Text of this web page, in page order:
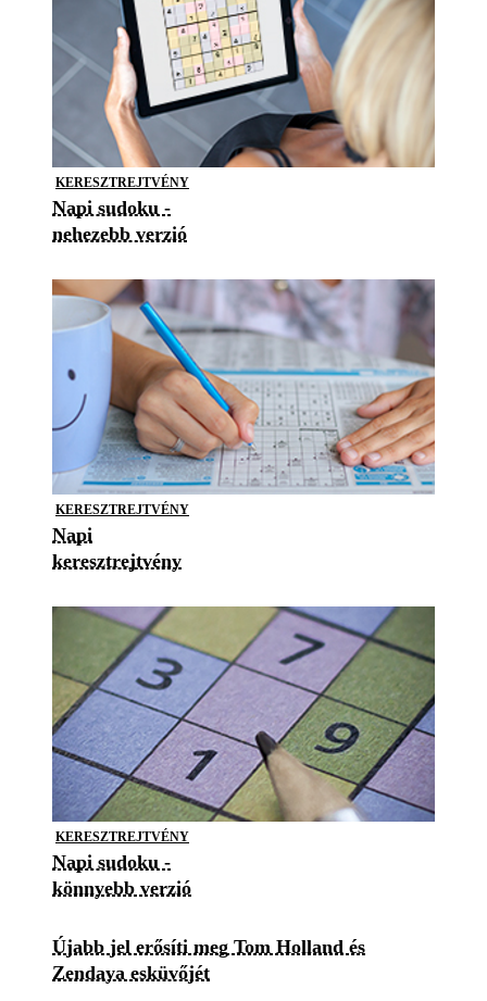
KERESZTREJTVÉNY
Napi sudoku -
nehezebb verzió
KERESZTREJTVÉNY
Napi
keresztrejtvény
KERESZTREJTVÉNY
Napi sudoku -
könnyebb verzió
Újabb jel erősíti meg Tom Holland és
Zendaya esküvőjét